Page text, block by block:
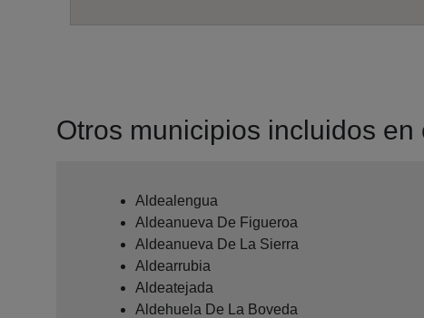
Otros municipios incluidos
Aldealengua
Aldeanueva De Figueroa
Aldeanueva De La Sierra
Aldearrubia
Aldeatejada
Aldehuela De La Boveda